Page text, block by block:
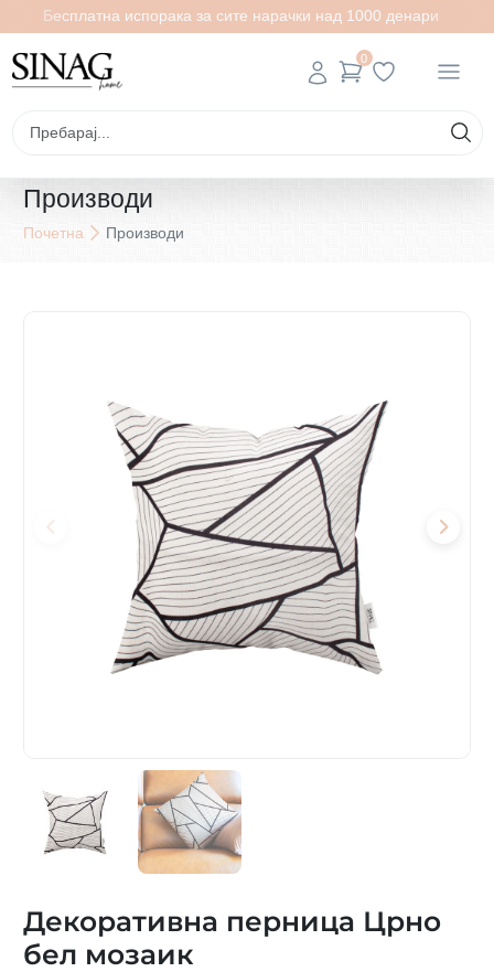
Бесплатна испорака за сите нарачки над 1000 денари
0
Производи
Почетна Производи
Декоративна перница Црно
бел мозаик